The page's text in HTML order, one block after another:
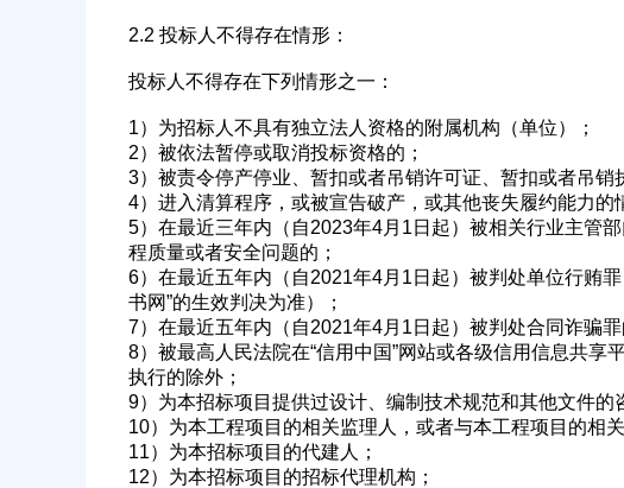
2.2 投标人不得存在情形：
投标人不得存在下列情形之一：
1）为招标人不具有独立法人资格的附属机构（单位）；
2）被依法暂停或取消投标资格的；
3）被责令停产停业、暂扣或者吊销许可证、暂扣或者吊销
4）进入清算程序，或被宣告破产，或其他丧失履约能力的
5）在最近三年内（自2023年4月1日起）被相关行业主管
程质量或者安全问题的；
6）在最近五年内（自2021年4月1日起）被判处单位行贿
书网”的生效判决为准）；
7）在最近五年内（自2021年4月1日起）被判处合同诈骗罪
8）被最高人民法院在“信用中国”网站或各级信用信息共
执行的除外；
9）为本招标项目提供过设计、编制技术规范和其他文件的
10）为本工程项目的相关监理人，或者与本工程项目的相
11）为本招标项目的代建人；
12）为本招标项目的招标代理机构；